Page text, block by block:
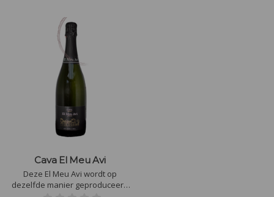
Cava El Meu Avi
Deze El Meu Avi wordt op
dezelfde manier geproduceerd